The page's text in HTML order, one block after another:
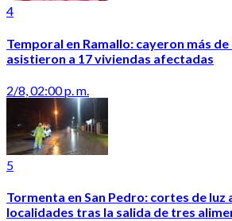
4
Temporal en Ramallo: cayeron más
asistieron a 17 viviendas afectadas
2/8, 02:00 p. m.
5
Tormenta en San Pedro: cortes de
localidades tras la salida de tres